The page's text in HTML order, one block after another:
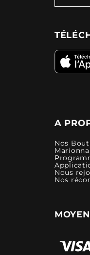
A
Nos
Nous
Nos